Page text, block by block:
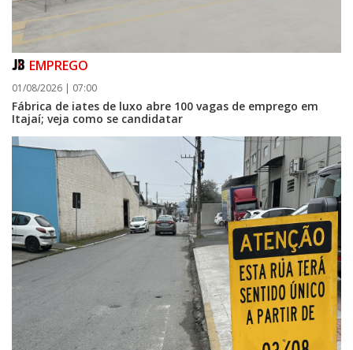
EMPREGO
01/08/2026 | 07:00
Fábrica de iates de luxo abre 100 vagas de emprego em
Itajaí; veja como se candidatar